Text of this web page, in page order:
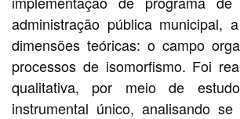
administração pública municipal,
dimensões teóricas: o campo
processos de isomorfismo. Foi
qualitativa, por meio de
instrumental único, analisando